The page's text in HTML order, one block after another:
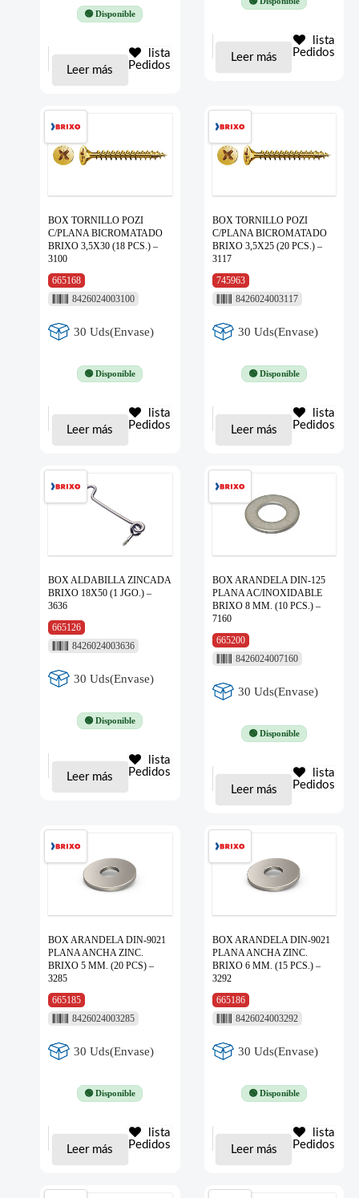
🟢 Disponible
Leer más
lista
Pedidos
Leer más
lista
Pedidos
BOX TORNILLO POZI
C/PLANA BICROMATADO
BRIXO 3,5X30 (18 PCS.) –
3100
665168
8426024003100
30 Uds(Envase)
🟢 Disponible
Leer más
lista
Pedidos
BOX TORNILLO POZI
C/PLANA BICROMATADO
BRIXO 3,5X25 (20 PCS.) –
3117
745963
8426024003117
30 Uds(Envase)
🟢 Disponible
Leer más
lista
Pedidos
BOX ALDABILLA ZINCADA
BRIXO 18X50 (1 JGO.) –
3636
665126
8426024003636
30 Uds(Envase)
🟢 Disponible
Leer más
lista
Pedidos
BOX ARANDELA DIN-125
PLANA AC/INOXIDABLE
BRIXO 8 MM. (10 PCS.) –
7160
665200
8426024007160
30 Uds(Envase)
🟢 Disponible
Leer más
lista
Pedidos
BOX ARANDELA DIN-9021
PLANA ANCHA ZINC.
BRIXO 5 MM. (20 PCS) –
3285
665185
8426024003285
30 Uds(Envase)
🟢 Disponible
Leer más
lista
Pedidos
BOX ARANDELA DIN-9021
PLANA ANCHA ZINC.
BRIXO 6 MM. (15 PCS.) –
3292
665186
8426024003292
30 Uds(Envase)
🟢 Disponible
Leer más
lista
Pedidos